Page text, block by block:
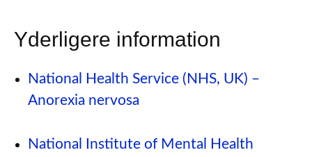
Yderligere information
National Health Service (NHS, UK) –
Anorexia nervosa
National Institute of Mental Health